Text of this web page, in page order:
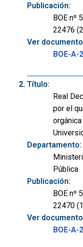
Publicación:
BOE nº
22476
Ver
BOE-A-
Título:
Real
por el
Departamento:
Pública
Publicación:
BOE nº
22470
Ver
BOE-A-